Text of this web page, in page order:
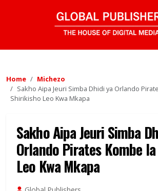
Home
Michezo
Sakho Aipa Jeuri Simba Dhidi ya Orlando
Shirikisho Leo Kwa Mkapa
Sakho Aipa Jeuri Simba
Orlando Pirates Kombe
Leo Kwa Mkapa